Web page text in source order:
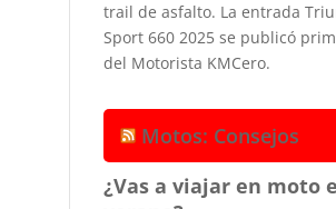
trail de asfalto. La entrada
Sport 660 2025 se publicó
del Motorista KMCero.
Motos: Consejos
¿Vas a viajar en moto